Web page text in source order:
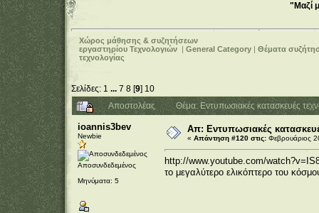
"Μαζί
Χώρος μάθησης & συζητήσεων
εργαστηρίου Τεχνολογιών |General Category |Θέματα
τεχνολογίας
Σελίδες: 1 ... 7 8[9] 10
Αποστολέας
Θέμα: Εντυπωσιακές κατασκευές
ioannis3bev
Newbie
Αποσυνδεδεμένος
Μηνύματα: 5
Απ: Εντυπωσιακές
« Απάντηση #120 στις:Φεβρουάριος
http://www.youtube.com/
το μεγαλύτερο ελικόπτερο του